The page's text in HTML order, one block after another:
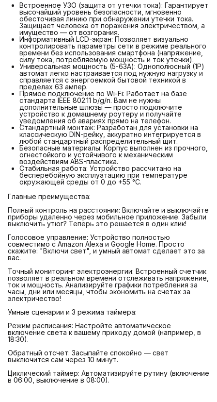
Встроенное УЗО (защита от утечки тока): Гарантирует
высочайший уровень безопасности, мгновенно
обесточивая линию при обнаружении утечки тока.
Защищает человека от поражения электричеством, а
имущество — от возгорания.
Информативный LCD-экран: Позволяет визуально
контролировать параметры сети в режиме реального
времени без использования смартфона (напряжение,
силу тока, потребляемую мощность и ток утечки).
Универсальная мощность (5-63А): Однополюсный (1P)
автомат легко настраивается под нужную нагрузку и
справляется с энергоемкой бытовой техникой в
пределах 63 ампер.
Прямое подключение по Wi-Fi: Работает на базе
стандарта IEEE 802.11 b/g/n. Вам не нужны
дополнительные шлюзы — просто подключите
устройство к домашнему роутеру и получайте
уведомления об авариях прямо на телефон.
Стандартный монтаж: Разработан для установки на
классическую DIN-рейку, аккуратно интегрируется в
любой стандартный распределительный щит.
Безопасные материалы: Корпус выполнен из прочного,
огнестойкого и устойчивого к механическим
воздействиям ABS-пластика.
Стабильная работа: Устройство рассчитано на
бесперебойную эксплуатацию при температуре
окружающей среды от 0 до +55 °C.
Главные преимущества:
Полный контроль на расстоянии: Включайте и выключайте
приборы удаленно через мобильное приложение. Забыли
выключить утюг? Теперь это решается в один клик!
Голосовое управление: Устройство полностью
совместимо с Amazon Alexa и Google Home. Просто
скажите: "Включи свет", и умный автомат сделает это за
вас.
Точный мониторинг электроэнергии: Встроенный счетчик
позволяет в реальном времени отслеживать напряжение,
ток и мощность. Анализируйте графики потребления за
часы, дни или месяцы, чтобы экономить на счетах за
электричество!
Умные сценарии и 3 режима таймера:
Режим расписания: Настройте автоматическое
включение света к вашему приходу домой (например, в
18:30).
Обратный отсчет: Засыпайте спокойно — свет
выключится сам через 10 минут.
Циклический таймер: Автоматизируйте рутину (включение
в 06:00, выключение в 08:00).